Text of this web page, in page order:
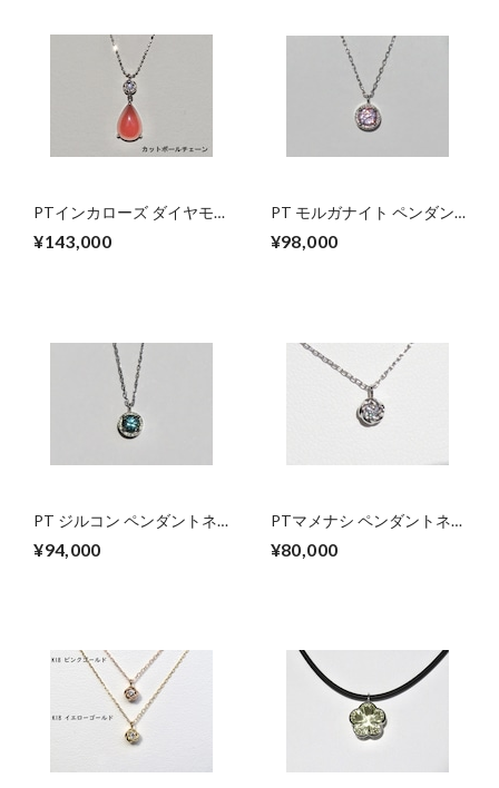
PTインカローズ ダイヤモ
¥143,000
PT モルガナイト ペンダン
¥98,000
PT ジルコン ペンダントネ
¥94,000
PTマメナシ ペンダントネ
¥80,000